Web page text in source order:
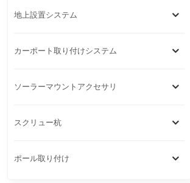
地上設置システム
カーポート取り付けシステム
ソーラーマウントアクセサリ
スクリュー杭
ポール取り付け